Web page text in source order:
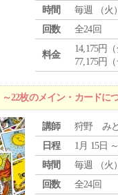
時間
毎週 （火
回数
全24回
料金
14,175円
77,175円
22枚のメイン・カードに
講師
狩野 み
日程
1月 15日
時間
毎週 （火
回数
全24回